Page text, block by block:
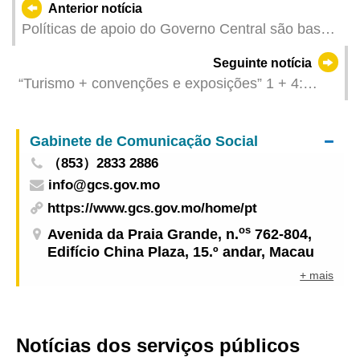
Anterior notícia
Políticas de apoio do Governo Central são base
Seguinte notícia
“Turismo + convenções e exposições” 1 + 4:
plataforma de intercâmbio internacional
Gabinete de Comunicação Social
（853）2833 2886
info@gcs.gov.mo
https://www.gcs.gov.mo/home/pt
Avenida da Praia Grande, n.os 762-804,
Edifício China Plaza, 15.º andar, Macau
+ mais
Notícias dos serviços públicos